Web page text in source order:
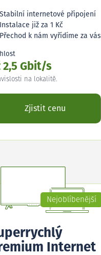
Stabilní internetové připojení
Instalace již za 1 Kč
Přechod k nám vyřídíme za vás
2,5 Gbit/s
na lokalitě.
Zjistit cenu
Nejoblíbenější
Internet